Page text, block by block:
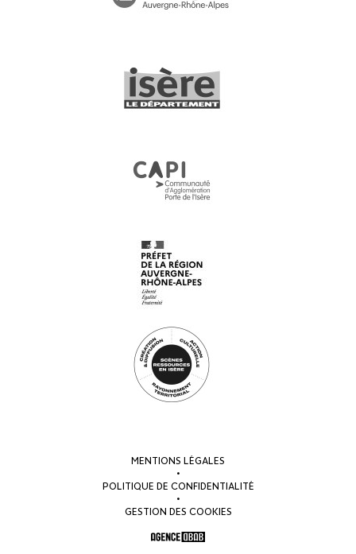
MENTIONS LÉGALES
•
POLITIQUE DE CONFIDENTIALITÉ
•
GESTION DES COOKIES